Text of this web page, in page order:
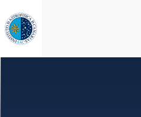
al
contenido
principal